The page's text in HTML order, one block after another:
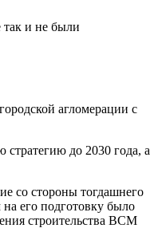
так и не были
агломерации с
до 2030 года, а
со стороны тогдашнего
его подготовку было
строительства ВСМ